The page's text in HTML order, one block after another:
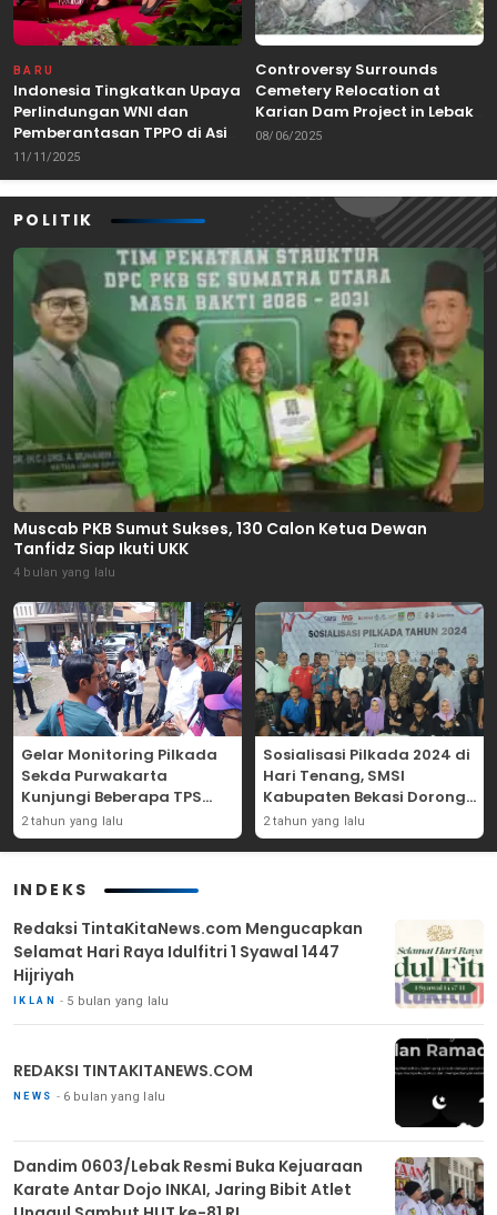
BARU
Indonesia Tingkatkan Upaya
Perlindungan WNI dan
Pemberantasan TPPO di Asia
Tenggara
11/11/2025
Controversy Surrounds
Cemetery Relocation at
Karian Dam Project in Lebak,
Banten
08/06/2025
POLITIK
Muscab PKB Sumut Sukses, 130 Calon Ketua Dewan
Tanfidz Siap Ikuti UKK
4 bulan yang lalu
Gelar Monitoring Pilkada
Sekda Purwakarta
Kunjungi Beberapa TPS
Yang Ada Di Purwakarta
2 tahun yang lalu
Sosialisasi Pilkada 2024 di
Hari Tenang, SMSI
Kabupaten Bekasi Dorong
Angka Partisipasi
Masyarakat
2 tahun yang lalu
INDEKS
Redaksi TintaKitaNews.com Mengucapkan
Selamat Hari Raya Idulfitri 1 Syawal 1447
Hijriyah
IKLAN 5 bulan yang lalu
REDAKSI TINTAKITANEWS.COM
NEWS 6 bulan yang lalu
Dandim 0603/Lebak Resmi Buka Kejuaraan
Karate Antar Dojo INKAI, Jaring Bibit Atlet